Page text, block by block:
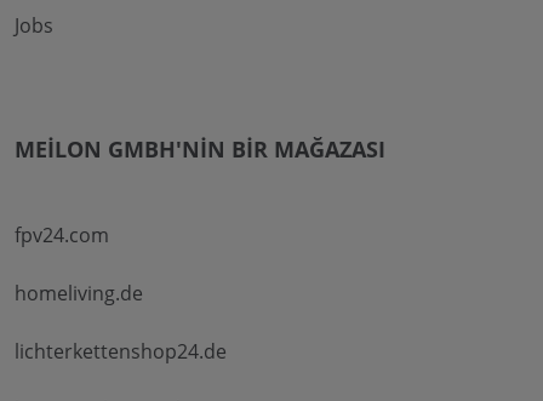
Jobs
MEILON GMBH'NIN BIR MAĞAZASI
fpv24.com
homeliving.de
lichterkettenshop24.de